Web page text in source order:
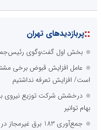
::پربازدیدهای تهران
بخش اول گفت‌وگوی
عامل افزایش قبوض برخی
است/ افزایش تعرفه نداشتیم
درخشش شرکت توزیع نیروی
بهام توانیر
جمع‌آوری 183 برق